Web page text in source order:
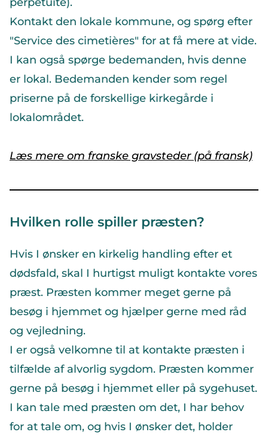
Kontakt den lokale kommune, og spørg efter
"Service des cimetières" for at få mere at vide.
I kan også spørge bedemanden, hvis denne
er lokal. Bedemanden kender som regel
priserne på de forskellige kirkegårde i
lokalområdet.
Læs mere om franske gravsteder (på fransk)
Hvilken rolle spiller præsten?
Hvis I ønsker en kirkelig handling efter et
dødsfald, skal I hurtigst muligt kontakte vores
præst. Præsten kommer meget gerne på
besøg i hjemmet og hjælper gerne med råd
og vejledning.
I er også velkomne til at kontakte præsten i
tilfælde af alvorlig sygdom. Præsten kommer
gerne på besøg i hjemmet eller på sygehuset.
I kan tale med præsten om det, I har behov
for at tale om, og hvis I ønsker det, holder